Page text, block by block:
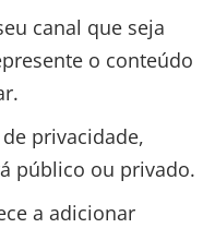
canal que seja
o conteúdo
privacidade,
público ou privado.
a adicionar